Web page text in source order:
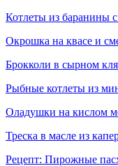
Котлеты из баранины
Окрошка на квасе и
Брокколи в сырном
Рыбные котлеты из
Оладушки на кислом
Треска в масле из
Рецепт: Пирожные